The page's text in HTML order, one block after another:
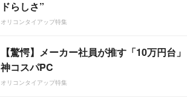
ドらしさ”
オリコンタイアップ特集
【驚愕】メーカー社員が推す「10万円台」
神コスパPC
オリコンタイアップ特集